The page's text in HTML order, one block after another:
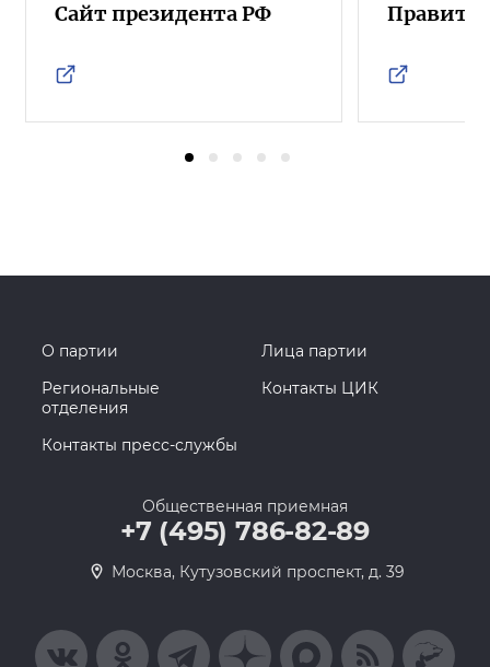
Сайт президента РФ
О партии
Лица партии
Региональные
отделения
Контакты ЦИК
Контакты пресс-службы
Общественная приемная
+7 (495) 786-82-89
Москва, Кутузовский проспект, д. 39